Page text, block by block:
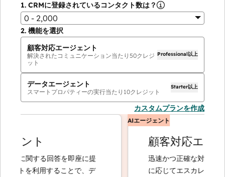
1. CRMに登録されているコンタクト数は？
0 - 2,000
2. 機能を選択
顧客対応エージェント
解決されたコミュニケーション当たり 50クレジ
ット
Professional以上
データエージェント
スマートプロパティーの実行当たり 10クレジット
Starter以上
カスタムプランを作成
ント
に関する回答を即座に提
を利用することで、デ
AIエージェント
顧客対応エージ
迅速かつ正確な対応で問い
に応じてエスカレーション